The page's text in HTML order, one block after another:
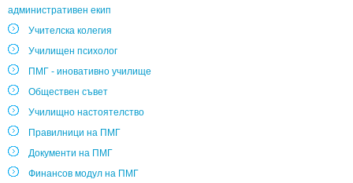
административен екип
Учителска колегия
Училищен психолог
ПМГ - иновативно училище
Обществен съвет
Училищно настоятелство
Правилници на ПМГ
Документи на ПМГ
Финансов модул на ПМГ